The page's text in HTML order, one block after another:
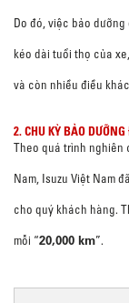
Do đó, việc bảo
kéo dài tuổi thọ của
và còn nhiều điều
2. CHU KỲ BẢO
Theo quá trình nghiên
Nam, Isuzu Việt Nam
cho quý khách hàng.
mỗi “20,000 km”.